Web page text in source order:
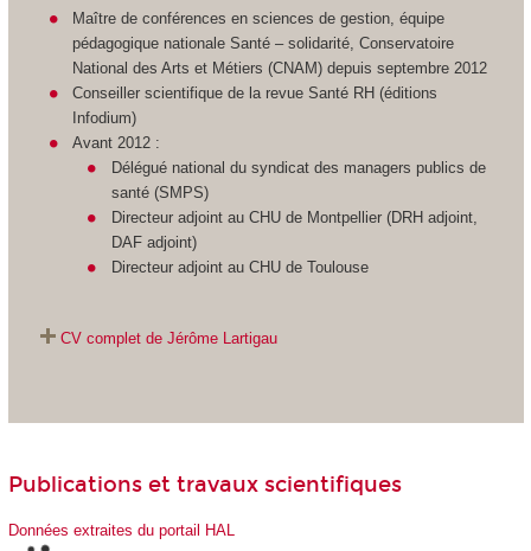
Maître de conférences en sciences de gestion, équipe
pédagogique nationale Santé – solidarité, Conservatoire
National des Arts et Métiers (CNAM) depuis septembre 2012
Conseiller scientifique de la revue Santé RH (éditions
Infodium)
Avant 2012 :
Délégué national du syndicat des managers publics de
santé (SMPS)
Directeur adjoint au CHU de Montpellier (DRH adjoint,
DAF adjoint)
Directeur adjoint au CHU de Toulouse
CV complet de Jérôme Lartigau
Publications et travaux scientifiques
Données extraites du portail HAL